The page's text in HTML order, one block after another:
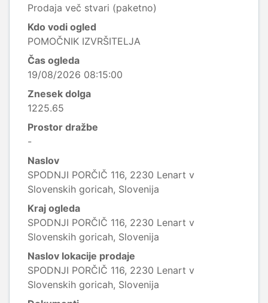
Prodaja več stvari (paketno)
Kdo vodi ogled
POMOČNIK IZVRŠITELJA
Čas ogleda
19/08/2026 08:15:00
Znesek dolga
1225.65
Prostor dražbe
-
Naslov
SPODNJI PORČIČ 116, 2230 Lenart v
Slovenskih goricah, Slovenija
Kraj ogleda
SPODNJI PORČIČ 116, 2230 Lenart v
Slovenskih goricah, Slovenija
Naslov lokacije prodaje
SPODNJI PORČIČ 116, 2230 Lenart v
Slovenskih goricah, Slovenija